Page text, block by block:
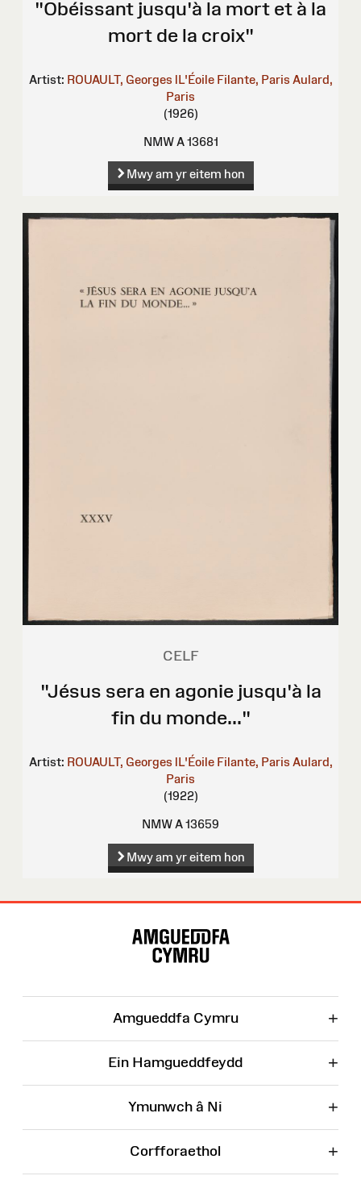
"Obéissant jusqu'à la mort et à la
mort de la croix"
Artist: ROUAULT, Georges lL'Éoile Filante, Paris Aulard,
Paris
(1926)
NMW A 13681
Mwy am yr eitem hon
CELF
"Jésus sera en agonie jusqu'à la
fin du monde..."
Artist: ROUAULT, Georges lL'Éoile Filante, Paris Aulard,
Paris
(1922)
NMW A 13659
Mwy am yr eitem hon
Amgueddfa Cymru +
Ein Hamgueddfeydd +
Ymunwch â Ni +
Corfforaethol +